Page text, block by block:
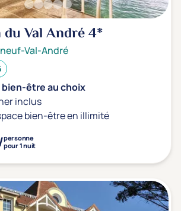
Val André4*
Val-André
être au choix
inclus
bien-être en illimité
personne
pour 1 nuit